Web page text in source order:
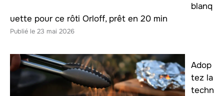
blanq
uette pour ce rôti Orloff, prêt en 20 min
23 mai 2026
Adop
tez la
techn